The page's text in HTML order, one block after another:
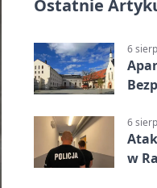
Ostatnie
6
6
w